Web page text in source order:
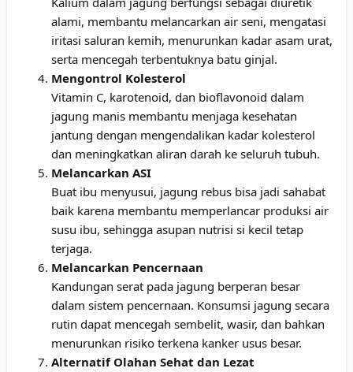
alami, membantu melancarkan air seni, mengatasi
iritasi saluran kemih, menurunkan kadar asam urat,
serta mencegah terbentuknya batu ginjal.
Mengontrol Kolesterol
Vitamin C, karotenoid, dan bioflavonoid dalam
jagung manis membantu menjaga kesehatan
jantung dengan mengendalikan kadar kolesterol
dan meningkatkan aliran darah ke seluruh tubuh.
Melancarkan ASI
Buat ibu menyusui, jagung rebus bisa jadi sahabat
baik karena membantu memperlancar produksi air
susu ibu, sehingga asupan nutrisi si kecil tetap
terjaga.
Melancarkan Pencernaan
Kandungan serat pada jagung berperan besar
dalam sistem pencernaan. Konsumsi jagung secara
rutin dapat mencegah sembelit, wasir, dan bahkan
menurunkan risiko terkena kanker usus besar.
Alternatif Olahan Sehat dan Lezat